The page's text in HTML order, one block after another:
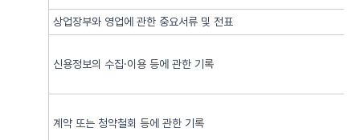
상업장부와 영업에 관한 중요서류 및 전표
신용정보의 수집·이용 등에 관한 기록
계약 또는 청약철회 등에 관한 기록